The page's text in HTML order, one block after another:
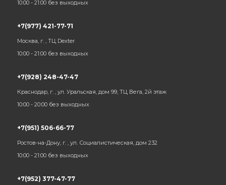
10:00 - 21:00 без выходных
+7(977) 421-77-71
Москва, г. , ТЦ Dexter
10:00 - 21:00 без выходных
+7(928) 248-47-47
Краснодар, г. , ул. Уральская, дом 99, ТЦ Вега, 2й этаж
10:00 - 20:00 без выходных
+7(951) 506-66-77
Ростов-на-Дону, г. , ул. Социалистическая, дом 232
10:00 - 21:00 без выходных
+7(952) 377-47-77